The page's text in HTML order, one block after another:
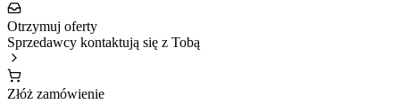
Otrzymuj oferty
Sprzedawcy kontaktują się z Tobą
Złóż zamówienie